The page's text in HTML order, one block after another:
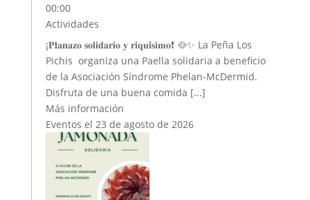
00:00
Actividades
¡𝐏𝐥𝐚𝐧𝐚𝐳𝐨 𝐬𝐨𝐥𝐢𝐝𝐚𝐫𝐢𝐨 𝐲 𝐫𝐢𝐪𝐮𝐢́𝐬𝐢𝐦𝐨❗ 🥘✨ La Peña Los
Pichis organiza una Paella solidaria a beneficio
de la Asociación Síndrome Phelan-McDermid.
Disfruta de una buena comida [...]
Más información
Eventos el 23 de agosto de 2026